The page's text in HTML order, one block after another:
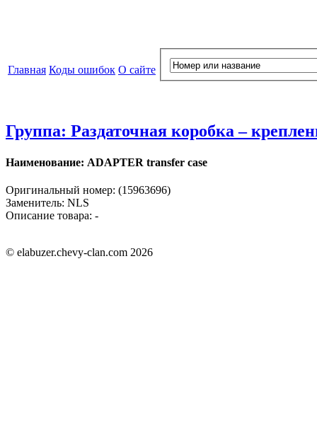
Главная Коды ошибок О сайте
Группа: Раздаточная коробка –
Наименование: ADAPTER transfer case
Оригинальный номер: (15963696)
Заменитель: NLS
Описание товара: -
© elabuzer.chevy-clan.com 2026